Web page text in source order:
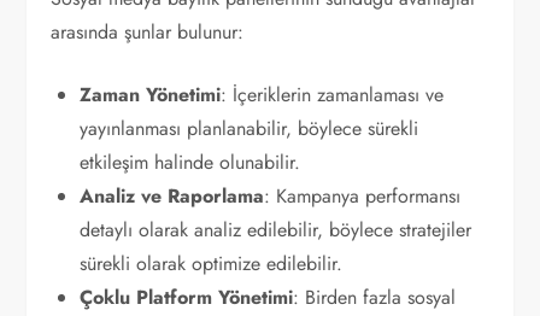
arasında şunlar bulunur:
Zaman Yönetimi: İçeriklerin zamanlaması ve
yayınlanması planlanabilir, böylece sürekli
etkileşim halinde olunabilir.
Analiz ve Raporlama: Kampanya performansı
detaylı olarak analiz edilebilir, böylece stratejiler
sürekli olarak optimize edilebilir.
Çoklu Platform Yönetimi: Birden fazla sosyal